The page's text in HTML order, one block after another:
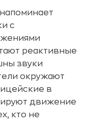
с
реактивные
звуки
окружают
в
движение
кто не